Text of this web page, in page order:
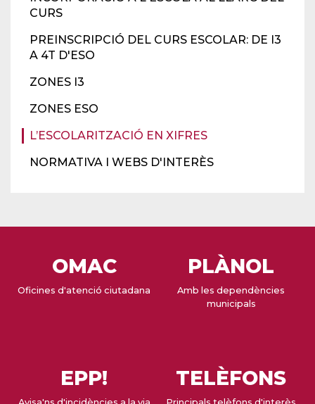
CURS
PREINSCRIPCIÓ DEL CURS ESCOLAR: DE I3
A 4T D'ESO
ZONES I3
ZONES ESO
L’ESCOLARITZACIÓ EN XIFRES
NORMATIVA I WEBS D'INTERÈS
OMAC
Oficines d'atenció ciutadana
PLÀNOL
Amb les dependències
municipals
EPP! TELÈFONS